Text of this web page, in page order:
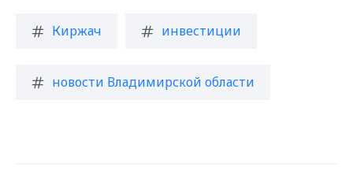
Киржач инвестиции
новости Владимирской области